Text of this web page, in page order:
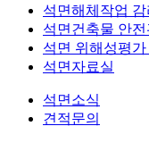
석면해체작업 감
석면건축물 안
석면 위해성평
석면자료실
석면소식
견적문의